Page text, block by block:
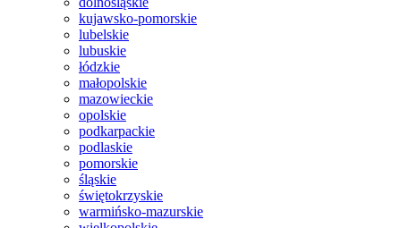
kujawsko-pomorskie
lubelskie
lubuskie
łódzkie
małopolskie
mazowieckie
opolskie
podkarpackie
podlaskie
pomorskie
śląskie
świętokrzyskie
warmińsko-mazurskie